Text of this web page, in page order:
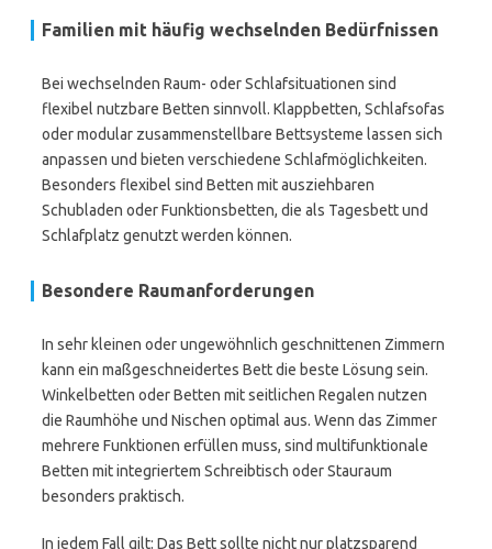
Familien mit häufig wechselnden Bedürfnissen
Bei wechselnden Raum- oder Schlafsituationen sind
flexibel nutzbare Betten sinnvoll. Klappbetten, Schlafsofas
oder modular zusammenstellbare Bettsysteme lassen sich
anpassen und bieten verschiedene Schlafmöglichkeiten.
Besonders flexibel sind Betten mit ausziehbaren
Schubladen oder Funktionsbetten, die als Tagesbett und
Schlafplatz genutzt werden können.
Besondere Raumanforderungen
In sehr kleinen oder ungewöhnlich geschnittenen Zimmern
kann ein maßgeschneidertes Bett die beste Lösung sein.
Winkelbetten oder Betten mit seitlichen Regalen nutzen
die Raumhöhe und Nischen optimal aus. Wenn das Zimmer
mehrere Funktionen erfüllen muss, sind multifunktionale
Betten mit integriertem Schreibtisch oder Stauraum
besonders praktisch.
In jedem Fall gilt: Das Bett sollte nicht nur platzsparend